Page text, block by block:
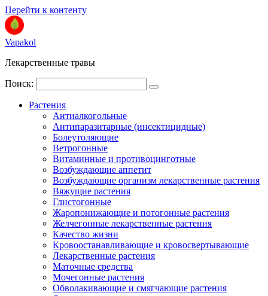
Перейти к контенту
Vapakol
Лекарственные травы
Поиск:
Растения
Антиалкогольные
Антипаразитарные (инсектицидные)
Болеутоляющие
Ветрогонные
Витаминные и противоцинготные
Возбуждающие аппетит
Возбуждающие организм лекарственные растения
Вяжущие растения
Глистогонные
Жаропонижающие и потогонные растения
Желчегонные лекарственные растения
Качество жизни
Кровоостанавливающие и кровосвертывающие
Лекарственные растения
Маточные средства
Мочегонные растения
Обволакивающие и смягчающие растения